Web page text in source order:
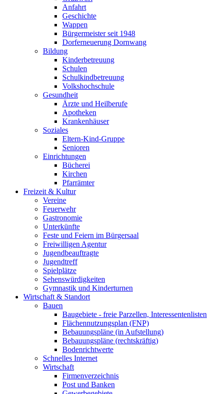
Anfahrt
Geschichte
Wappen
Bürgermeister seit 1948
Dorferneuerung Dornwang
Bildung
Kinderbetreuung
Schulen
Schulkindbetreuung
Volkshochschule
Gesundheit
Ärzte und Heilberufe
Apotheken
Krankenhäuser
Soziales
Eltern-Kind-Gruppe
Senioren
Einrichtungen
Bücherei
Kirchen
Pfarrämter
Freizeit & Kultur
Vereine
Feuerwehr
Gastronomie
Unterkünfte
Feste und Feiern im Bürgersaal
Freiwilligen Agentur
Jugendbeauftragte
Jugendtreff
Spielplätze
Sehenswürdigkeiten
Gymnastik und Kinderturnen
Wirtschaft & Standort
Bauen
Baugebiete - freie Parzellen, Interessentenlisten
Flächennutzungsplan (FNP)
Bebauungspläne (in Aufstellung)
Bebauungspläne (rechtskräftig)
Bodenrichtwerte
Schnelles Internet
Wirtschaft
Firmenverzeichnis
Post und Banken